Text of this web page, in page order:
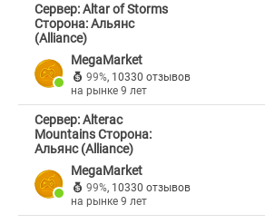
Сервер: Altar of Storms
Сторона: Альянс
(Alliance)
MegaMarket
99%, 10330 отзывов
на рынке 9 лет
Сервер: Alterac
Mountains Сторона:
Альянс (Alliance)
MegaMarket
99%, 10330 отзывов
на рынке 9 лет